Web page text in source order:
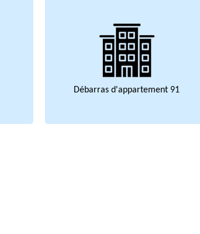
Débarras d'appartement 91